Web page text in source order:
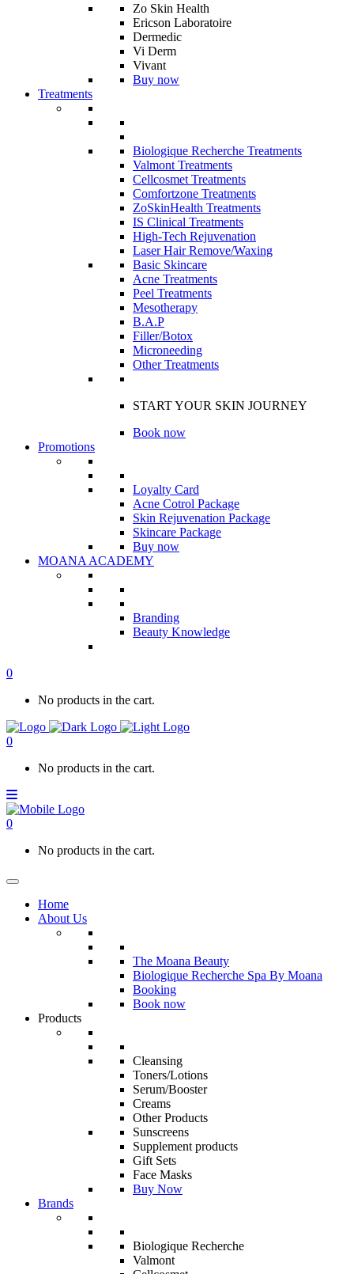
Zo Skin Health
Ericson Laboratoire
Dermedic
Vi Derm
Vivant
Buy now
Treatments
Biologique Recherche Treatments
Valmont Treatments
Cellcosmet Treatments
Comfortzone Treatments
ZoSkinHealth Treatments
IS Clinical Treatments
High-Tech Rejuvenation
Laser Hair Remove/Waxing
Basic Skincare
Acne Treatments
Peel Treatments
Mesotherapy
B.A.P
Filler/Botox
Microneeding
Other Treatments
START YOUR SKIN JOURNEY
Book now
Promotions
Loyalty Card
Acne Cotrol Package
Skin Rejuvenation Package
Skincare Package
Buy now
MOANA ACADEMY
Branding
Beauty Knowledge
0
No products in the cart.
0
No products in the cart.
0
No products in the cart.
Home
About Us
The Moana Beauty
Biologique Recherche Spa By Moana
Booking
Book now
Products
Cleansing
Toners/Lotions
Serum/Booster
Creams
Other Products
Sunscreens
Supplement products
Gift Sets
Face Masks
Buy Now
Brands
Biologique Recherche
Valmont